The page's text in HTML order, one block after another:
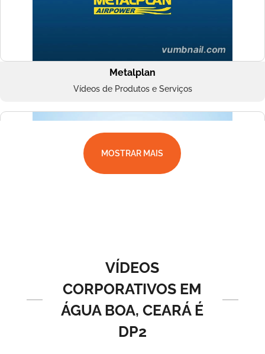
Metalplan
Vídeos de Produtos e Serviços
MOSTRAR MAIS
VÍDEOS
CORPORATIVOS EM
ÁGUA BOA, CEARÁ É
DP2